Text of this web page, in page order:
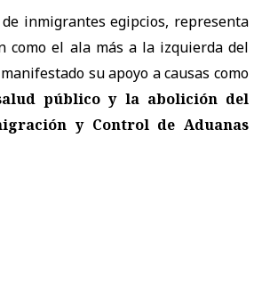
inmigrantes egipcios, representa
como el ala más a la izquierda del
su apoyo a causas como
público y la abolición del
y Control de Aduanas